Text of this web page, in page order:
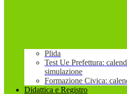
Plida
Test Ue Prefettura:
simulazione
Formazione Civica:
Didattica e Registro